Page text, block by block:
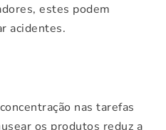
estes podem
acidentes.
nas tarefas
os produtos reduz a